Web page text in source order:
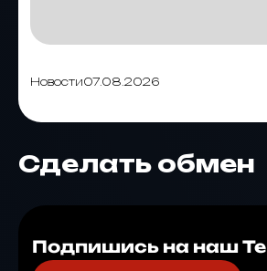
Новости07.08.2026
Сделать обмен
Подпишись на наш